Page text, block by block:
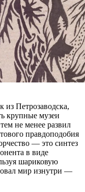
Петрозаводска,
крупные музеи
не менее развил
правдоподобия
— это синтез
в виде
шариковую
мир изнутри —